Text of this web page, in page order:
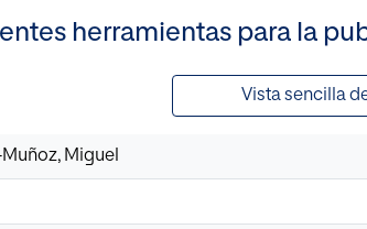
herramientas para la
Vista sencilla
Muñoz, Miguel